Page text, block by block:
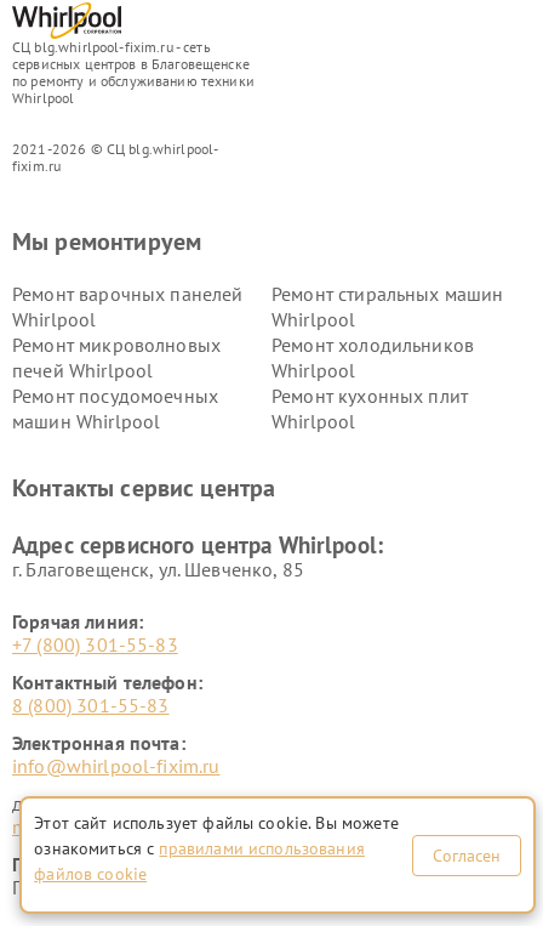
СЦ blg.whirlpool-fixim.ru - сеть
сервисных центров в Благовещенске
по ремонту и обслуживанию техники
Whirlpool
2021-2026 © СЦ blg.whirlpool-
fixim.ru
Мы ремонтируем
Ремонт варочных панелей
Whirlpool
Ремонт стиральных машин
Whirlpool
Ремонт микроволновых
печей Whirlpool
Ремонт холодильников
Whirlpool
Ремонт посудомоечных
машин Whirlpool
Ремонт кухонных плит
Whirlpool
Контакты сервис центра
Адрес сервисного центра Whirlpool:
г. Благовещенск, ул. Шевченко, 85
Горячая линия:
+7 (800) 301-55-83
Контактный телефон:
8 (800) 301-55-83
Электронная почта:
info@whirlpool-fixim.ru
для юридических лиц
manager@fix-whirlpool.ru
График работы:
ПН-ВСК с 9:00 до 21:00 без перерывов и выходных
Этот сайт использует файлы cookie. Вы можете
ознакомиться с правилами использования
файлов cookie
Согласен